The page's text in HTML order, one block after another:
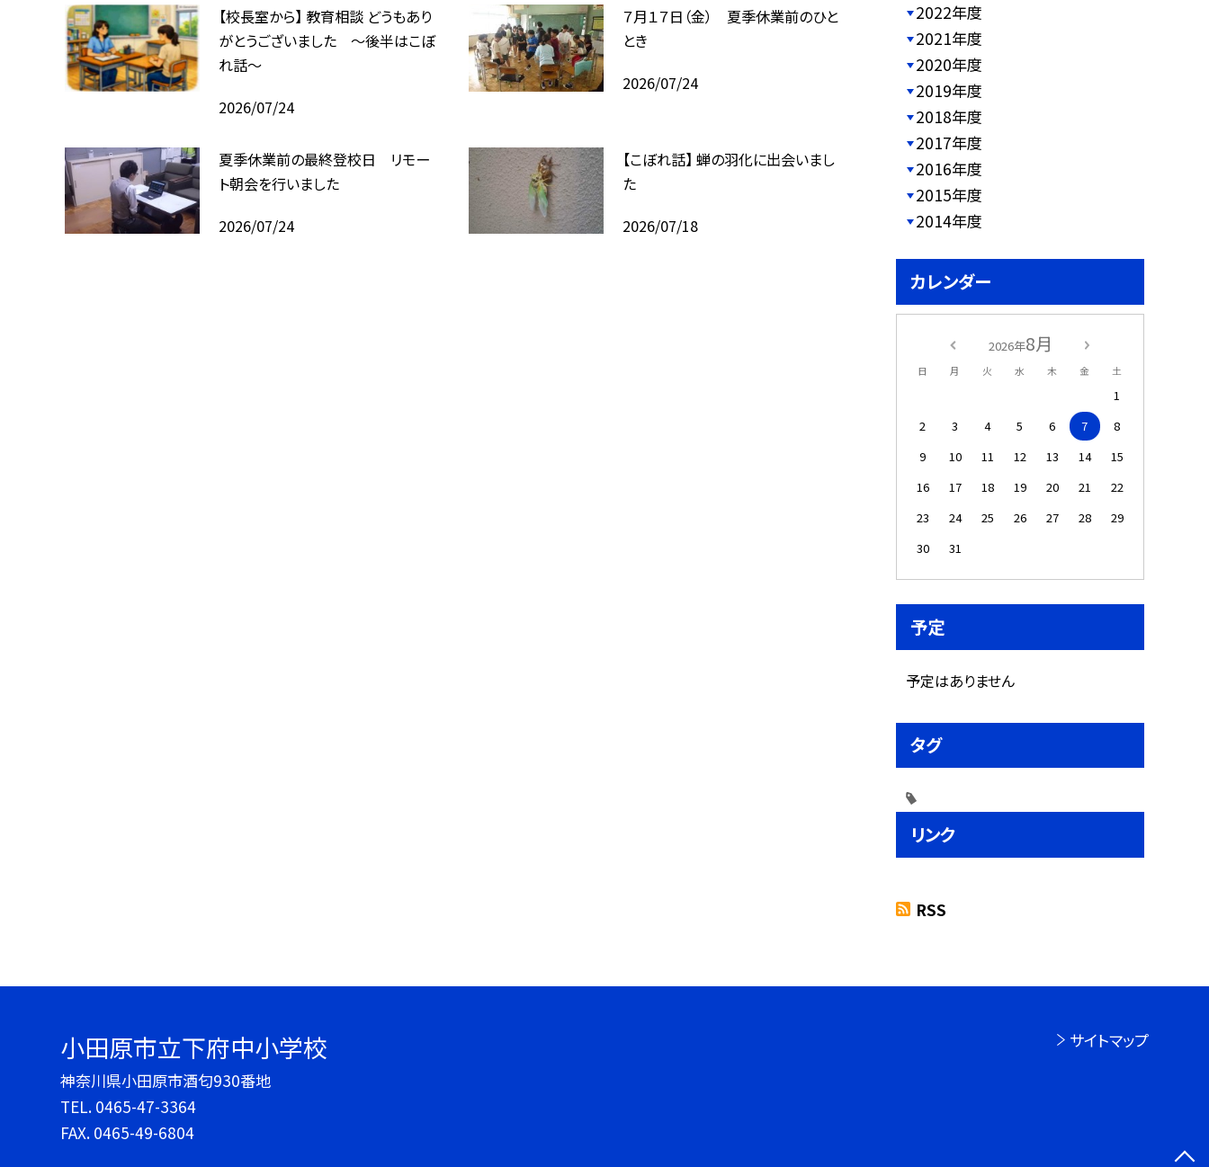
【校長室から】 教育相談 どうもあり
がとうございました ～後半はこぼ
れ話～
2026/07/24
７月１７日（金） 夏季休業前のひと
とき
2026/07/24
夏季休業前の最終登校日 リモー
ト朝会を行いました
2026/07/24
【こぼれ話】 蝉の羽化に出会いまし
た
2026/07/18
2022年度
2021年度
2020年度
2019年度
2018年度
2017年度
2016年度
2015年度
2014年度
カレンダー
2026年8月
日 月 火 水 木 金 土
1
2
3 4 5 6 7
8
9
10 11 12 13 14
15
16
17 18 19 20 21
22
23
24 25 26 27 28
29
30
31
予定
予定はありません
タグ
リンク
RSS
小田原市立下府中小学校
神奈川県小田原市酒匂930番地
TEL. 0465-47-3364
FAX. 0465-49-6804
サイトマップ